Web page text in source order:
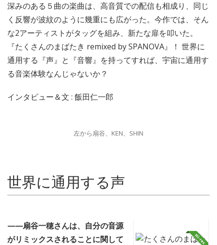
深みのある５曲の楽曲は、高音質での配信も相成り、同じ
く反響が波紋のように幾重にも広がった。今作では、そん
な2アーティストがタッグを組み、新たな扉を叩いた。
『たくさんのまばたき remixed by SPANOVA』！ 世界に
通用する『声』と『音響』を持ってすれば、宇宙に通用す
る音楽体験なんじゃないか？
インタビュー＆文 : 飯田仁一郎
左から扇谷、KEN、SHIN
世界に通用する声
——扇谷一穂さんは、自分の音源
がリミックスされることに関して